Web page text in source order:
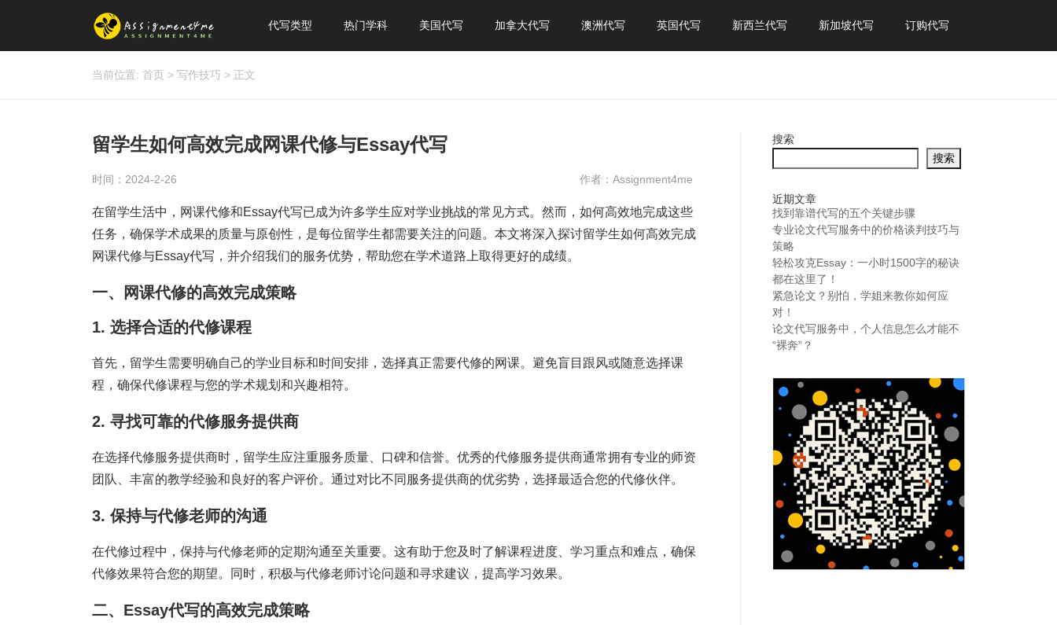
代写类型 热门学科 美国代写 加拿大代写 澳洲代写 英国代写 新西兰代写 新加坡代写 订购代写
当前位置: 首页 > 写作技巧 > 正文
留学生如何高效完成网课代修与Essay代写
时间：2024-2-26 作者：Assignment4me
在留学生活中，网课代修和Essay代写已成为许多学生应对学业挑战的常见方式。然而，如何高效地完成这些
任务，确保学术成果的质量与原创性，是每位留学生都需要关注的问题。本文将深入探讨留学生如何高效完成
网课代修与Essay代写，并介绍我们的服务优势，帮助您在学术道路上取得更好的成绩。
一、网课代修的高效完成策略
1. 选择合适的代修课程
首先，留学生需要明确自己的学业目标和时间安排，选择真正需要代修的网课。避免盲目跟风或随意选择课
程，确保代修课程与您的学术规划和兴趣相符。
2. 寻找可靠的代修服务提供商
在选择代修服务提供商时，留学生应注重服务质量、口碑和信誉。优秀的代修服务提供商通常拥有专业的师资
团队、丰富的教学经验和良好的客户评价。通过对比不同服务提供商的优劣势，选择最适合您的代修伙伴。
3. 保持与代修老师的沟通
在代修过程中，保持与代修老师的定期沟通至关重要。这有助于您及时了解课程进度、学习重点和难点，确保
代修效果符合您的期望。同时，积极与代修老师讨论问题和寻求建议，提高学习效果。
二、Essay代写的高效完成策略
搜索
搜索
近期文章
找到靠谱代写的五个关键步骤
专业论文代写服务中的价格谈判技巧与
策略
轻松攻克Essay：一小时1500字的秘诀
都在这里了！
紧急论文？别怕，学姐来教你如何应
对！
论文代写服务中，个人信息怎么才能不
“裸奔”？